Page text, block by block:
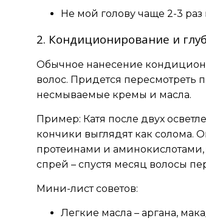
Не мой голову чаще 2-3 раз
2. Кондиционирование и
Обычное нанесение
волос. Придется пересмотреть
несмываемые кремы и масла.
Пример: Катя после двух
кончики выглядят как солома.
протеинами и
спрей – спустя месяц волосы
Мини-лист советов:
Легкие масла – аргана,